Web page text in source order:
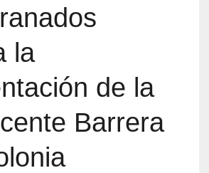
la
de la
Barrera